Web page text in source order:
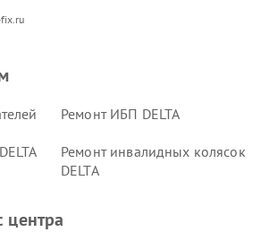
Ремонт ИБП DELTA
Ремонт инвалидных колясок
DELTA
центра